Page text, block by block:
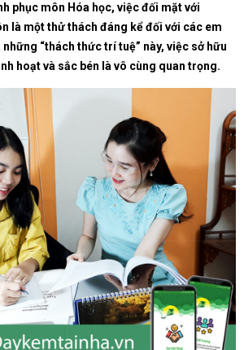
phục môn Hóa học, việc đối mặt với
là một thử thách đáng kể đối với các em
“thách thức trí tuệ” này, việc sở hữu
hoạt và sắc bén là vô cùng quan trọng.